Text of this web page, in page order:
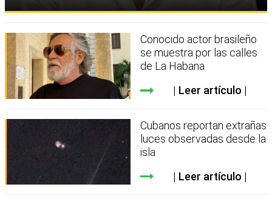
Conocido actor brasileño
se muestra por las calles
de La Habana
Leer artículo
Cubanos reportan extrañas
luces observadas desde la
isla
Leer artículo